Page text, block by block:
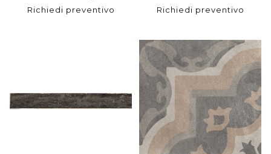
Richiedi preventivo Richiedi preventivo